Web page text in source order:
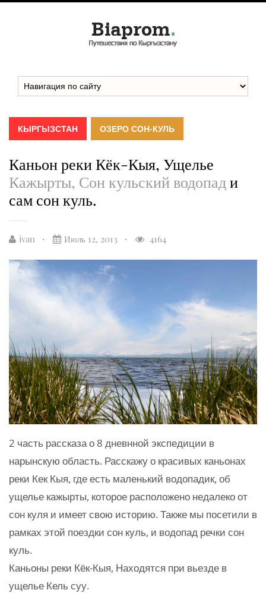
КЫРГЫЗСТАН ОЗЕРО СОН-КУЛЬ
Каньон реки Кёк-Кыя, Ущелье
Кажырты, Сон кульский водопади
сам сон куль.
ivan Июль 12, 2013 4164
2 часть рассказа о 8 дневнной экспедиции в
нарынскую область. Расскажу о красивых каньонах
реки Кек Кыя, где есть маленький водопадик, об
ущелье кажырты, которое расположено недалеко от
сон куля и имеет свою историю. Также мы посетили в
рамках этой поездки сон куль, и водопад речки сон
куль.
Каньоны реки Кёк-Кыя, Находятся при вьезде в
ущелье Кель суу.